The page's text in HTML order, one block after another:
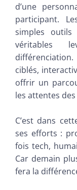
d’une
participant.
simples outils
véritables
ciblés,
offrir un
les attentes
C’est dans
ses efforts :
fois tech,
Car demain
fera la